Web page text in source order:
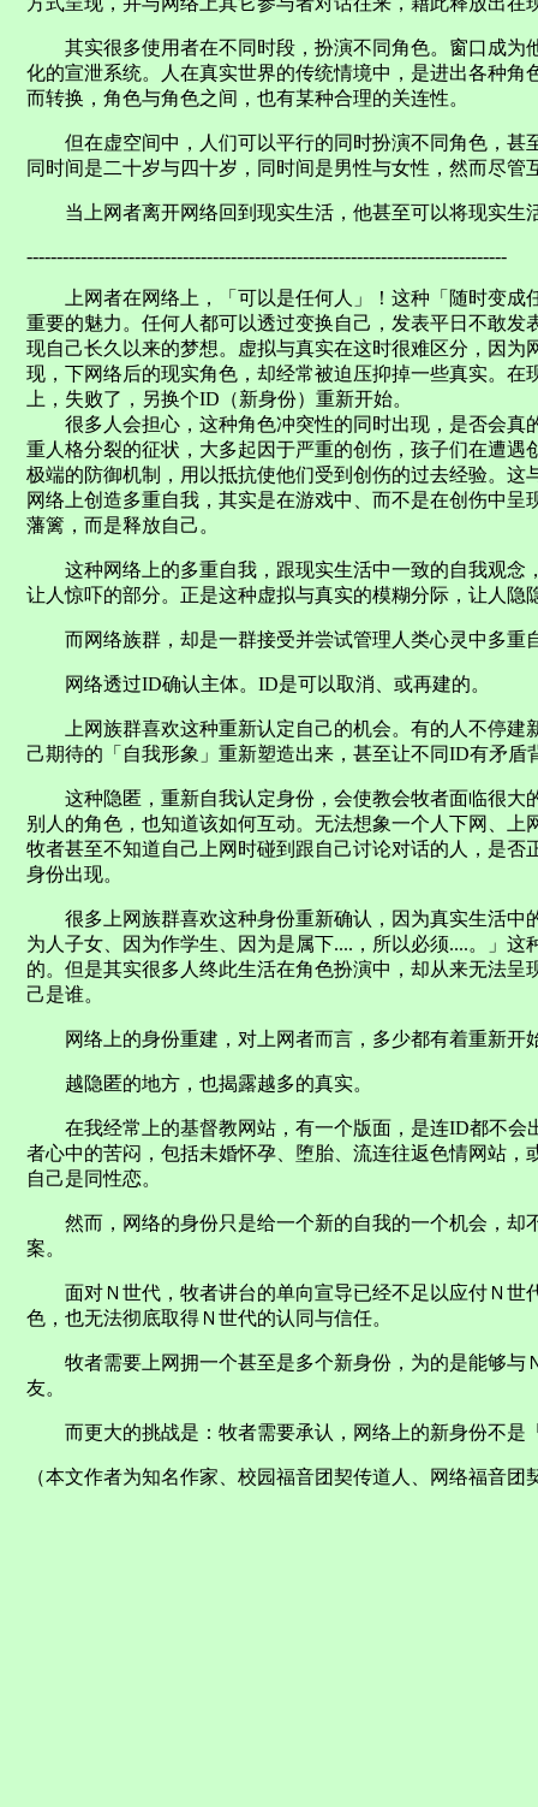
其实很多使用者在不同时段，扮演不同角色。窗口成为
化的宣泄系统。人在真实世界的传统情境中，是进出各种
而转换，角色与角色之间，也有某种合理的关连性。
但在虚空间中，人们可以平行的同时扮演不同角色，甚
同时间是二十岁与四十岁，同时间是男性与女性，然而尽管
当上网者离开网络回到现实生活，他甚至可以将现实生
--------------------------------------------------------------------------------
上网者在网络上，「可以是任何人」！这种「随时变成
重要的魅力。任何人都可以透过变换自己，发表平日不敢
现自己长久以来的梦想。虚拟与真实在这时很难区分，因
现，下网络后的现实角色，却经常被迫压抑掉一些真实。
上，失败了，另换个ID（新身份）重新开始。
很多人会担心，这种角色冲突性的同时出现，是否会真
重人格分裂的征状，大多起因于严重的创伤，孩子们在遭
极端的防御机制，用以抵抗使他们受到创伤的过去经验。
网络上创造多重自我，其实是在游戏中、而不是在创伤中
藩篱，而是释放自己。
这种网络上的多重自我，跟现实生活中一致的自我观念
让人惊吓的部分。正是这种虚拟与真实的模糊分际，让人隐
而网络族群，却是一群接受并尝试管理人类心灵中多重
网络透过ID确认主体。ID是可以取消、或再建的。
上网族群喜欢这种重新认定自己的机会。有的人不停建
己期待的「自我形象」重新塑造出来，甚至让不同ID有矛盾
这种隐匿，重新自我认定身份，会使教会牧者面临很大
别人的角色，也知道该如何互动。无法想象一个人下网、
牧者甚至不知道自己上网时碰到跟自己讨论对话的人，是
身份出现。
很多上网族群喜欢这种身份重新确认，因为真实生活中
为人子女、因为作学生、因为是属下....，所以必须....。」
的。但是其实很多人终此生活在角色扮演中，却从来无法
己是谁。
网络上的身份重建，对上网者而言，多少都有着重新开
越隐匿的地方，也揭露越多的真实。
在我经常上的基督教网站，有一个版面，是连ID都不会
者心中的苦闷，包括未婚怀孕、堕胎、流连往返色情网站
自己是同性恋。
然而，网络的身份只是给一个新的自我的一个机会，却
案。
面对Ｎ世代，牧者讲台的单向宣导已经不足以应付Ｎ世
色，也无法彻底取得Ｎ世代的认同与信任。
牧者需要上网拥一个甚至是多个新身份，为的是能够与
友。
而更大的挑战是：牧者需要承认，网络上的新身份不是
（本文作者为知名作家、校园福音团契传道人、网络福音团